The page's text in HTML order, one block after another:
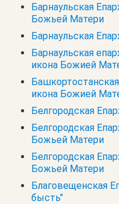
Барнаульская
Божьей Матери
Барнаульская
Барнаульская
икона Божией
икона Божией
Белгородская
Белгородская
Божьей Матери
Белгородская
Божьей Матери
Благовещенская
бысть"